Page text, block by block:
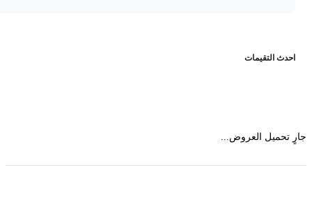
التقيمات
تحميل العروض...